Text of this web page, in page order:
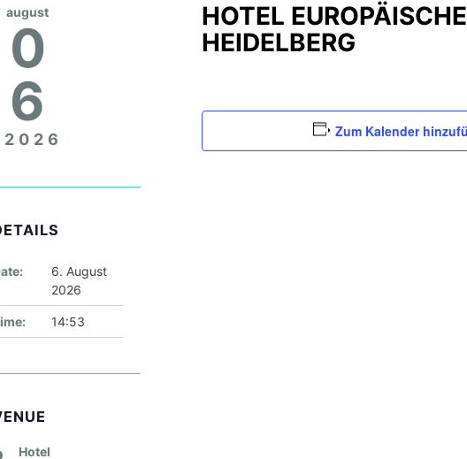
HOTEL
HEIDELBERG
Zum Kalender
august
0
6
2026
6. August
2026
14:53
Hotel